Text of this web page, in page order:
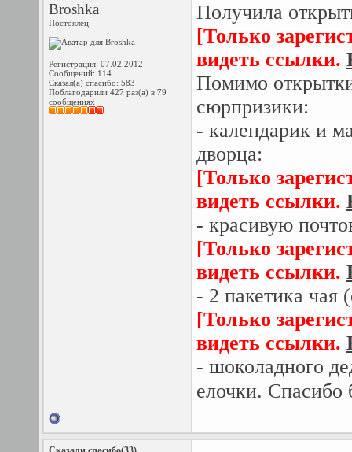
Broshka
Постоялец
Регистрация: 07.02.2012
Сообщений: 114
Сказал(а) спасибо: 583
Поблагодарили 427 раз(а) в 79
сообщениях
Получила
[Только
видеть ссылки.
Помимо
сюрпризики:
- календарик и
дворца:
[Только
видеть ссылки.
- красивую
[Только
видеть ссылки.
- 2 пакетика чая
[Только
видеть ссылки.
- шоколадного
елочки.